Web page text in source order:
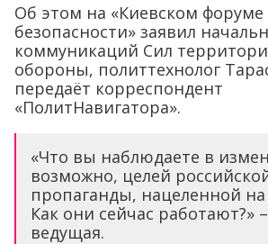
Об этом на «Киевском форуме
безопасности» заявил
коммуникаций Сил
обороны, политтехнолог
передаёт корреспондент
«ПолитНавигатора».
«Что вы наблюдаете в
возможно, целей
пропаганды, нацеленной на
Как они сейчас работают?»
ведущая.